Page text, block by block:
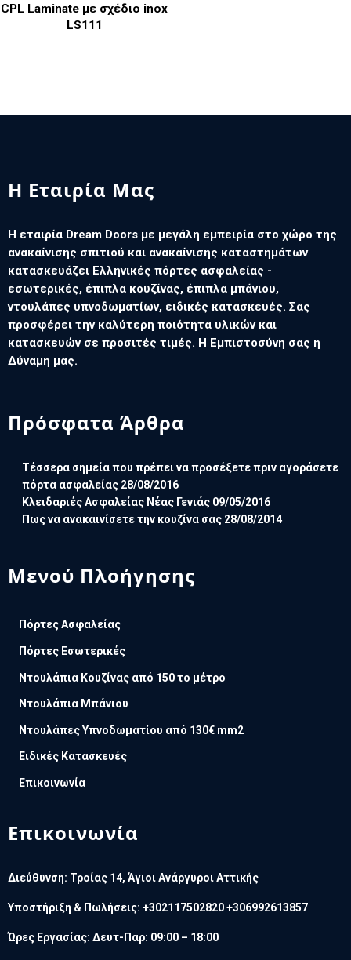
CPL Laminate με σχέδιο inox
LS111
Η Εταιρία Μας
Η εταιρία Dream Doors με μεγάλη εμπειρία στο χώρο της
ανακαίνισης σπιτιού και ανακαίνισης καταστημάτων
κατασκευάζει Ελληνικές πόρτες ασφαλείας -
εσωτερικές, έπιπλα κουζίνας, έπιπλα μπάνιου,
ντουλάπες υπνοδωματίων, ειδικές κατασκευές. Σας
προσφέρει την καλύτερη ποιότητα υλικών και
κατασκευών σε προσιτές τιμές. Η Εμπιστοσύνη σας η
Δύναμη μας.
Πρόσφατα Άρθρα
Τέσσερα σημεία που πρέπει να προσέξετε πριν αγοράσετε
πόρτα ασφαλείας 28/08/2016
Κλειδαριές Ασφαλείας Νέας Γενιάς 09/05/2016
Πως να ανακαινίσετε την κουζίνα σας 28/08/2014
Μενού Πλοήγησης
Πόρτες Ασφαλείας
Πόρτες Εσωτερικές
Ντουλάπια Κουζίνας από 150 το μέτρο
Ντουλάπια Μπάνιου
Ντουλάπες Υπνοδωματίου από 130€ mm2
Ειδικές Κατασκευές
Επικοινωνία
Επικοινωνία
Διεύθυνση: Τροίας 14, Άγιοι Ανάργυροι Αττικής
Υποστήριξη & Πωλήσεις: +302117502820 +306992613857
Ώρες Εργασίας: Δευτ-Παρ: 09:00 – 18:00